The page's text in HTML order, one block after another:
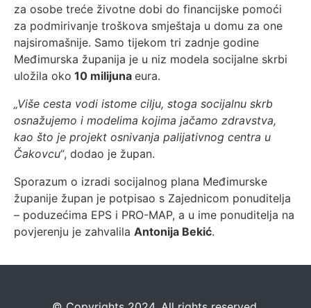
za osobe treće životne dobi do financijske pomoći
za podmirivanje troškova smještaja u domu za one
najsiromašnije. Samo tijekom tri zadnje godine
Međimurska županija je u niz modela socijalne skrbi
uložila oko 10 milijuna eura.
„Više cesta vodi istome cilju, stoga socijalnu skrb
osnažujemo i modelima kojima jačamo zdravstva,
kao što je projekt osnivanja palijativnog centra u
Čakovcu“, dodao je župan.
Sporazum o izradi socijalnog plana Međimurske
županije župan je potpisao s Zajednicom ponuditelja
– poduzećima EPS i PRO-MAP, a u ime ponuditelja na
povjerenju je zahvalila Antonija Bekić.